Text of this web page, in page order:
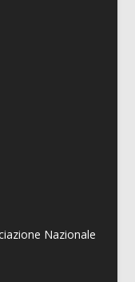
Nazionale